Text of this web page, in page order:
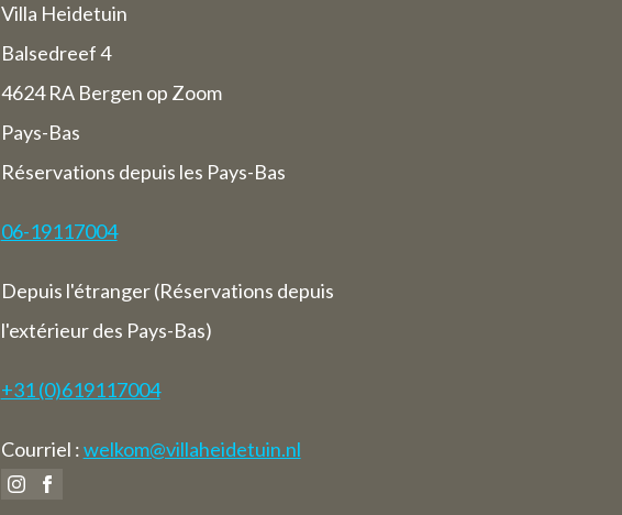
Villa Heidetuin
Balsedreef 4
4624 RA Bergen op Zoom
Pays-Bas
Réservations depuis les Pays-Bas
06-19117004
Depuis l'étranger (Réservations depuis
l'extérieur des Pays-Bas)
+31 (0)619117004
Courriel :welkom@villaheidetuin.nl